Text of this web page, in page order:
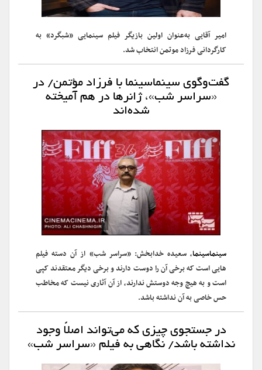
امیر آقایی به‌عنوان اولین بازیگر فیلم سینمایی «شبگرد» به
کارگردانی فرزاد موتمن انتخاب شد.
گفت‌وگوی سینماسینما با فرزاد مؤتمن/ در
«سراسر شب»، ژانرها در هم آمیخته
شده‌اند
سینماسینما، سعیده خدابخش: «سراسر شب» از آن دسته فیلم
هایی است که برخی آن را دوست دارند و برخی دیگر معتقدند کپی
است و به هیچ وجه دوستش ندارند، از آن آثاری نیست که مخاطب
حس خاصی به آن نداشته باشد.
در جستجوی چیزی که می‌تواند اصلاً وجود
نداشته باشد/ نگاهی به فیلم «سراسر شب»